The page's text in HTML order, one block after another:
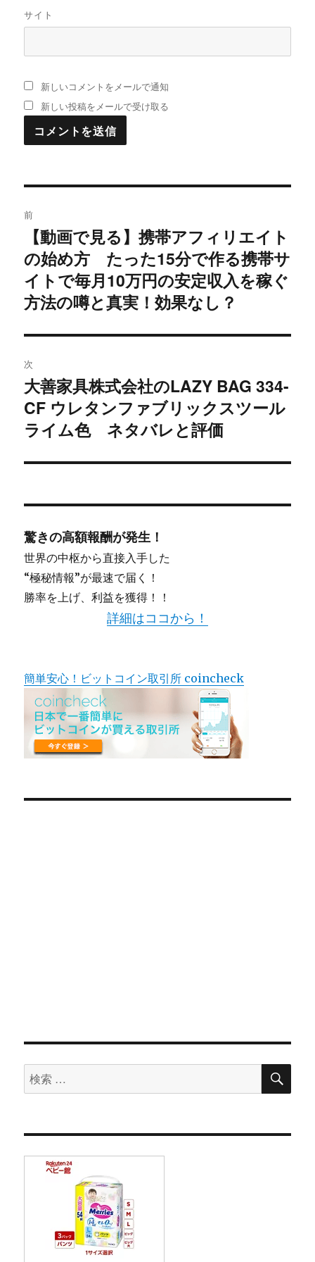
サイト
新しいコメントをメールで通知
新しい投稿をメールで受け取る
稿
ナ
ビ
シ
ョ
ン
前
去
の
投
稿:
【動画で見る】携帯アフィリエイト
の始め方 たった15分で作る携帯サ
イトで毎月10万円の安定収入を稼ぐ
方法の噂と真実！効果なし？
次
次
の
投
大善家具株式会社のLAZY BAG 334-
CF ウレタンファブリックスツール
ライム色 ネタバレと評価
驚きの高額報酬が発生！
世界の中枢から直接入手した
“極秘情報”が最速で届く！
勝率を上げ、利益を獲得！！
詳細はココから！
簡単安心！ビットコイン取引所 coincheck
検
索
象:
検